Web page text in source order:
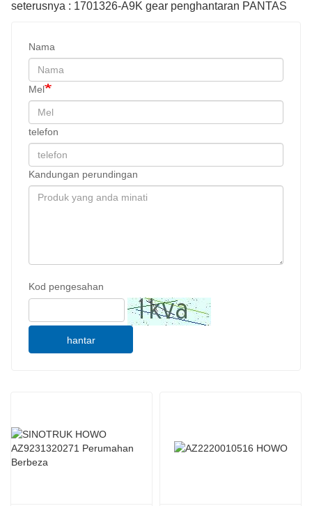
seterusnya : 1701326-A9K gear penghantaran PANTAS
Nama
Mel
telefon
Kandungan perundingan
Kod pengesahan
hantar